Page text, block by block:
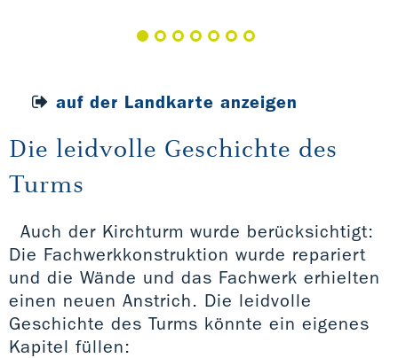
auf der Landkarte anzeigen
Die leidvolle Geschichte des
Turms
Auch der Kirchturm wurde berücksichtigt:
Die Fachwerkkonstruktion wurde repariert
und die Wände und das Fachwerk erhielten
einen neuen Anstrich. Die leidvolle
Geschichte des Turms könnte ein eigenes
Kapitel füllen: